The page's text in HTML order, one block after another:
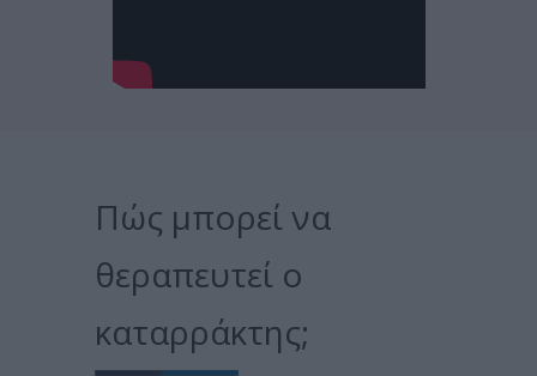
Πώς μπορεί να
θεραπευτεί ο
καταρράκτης;